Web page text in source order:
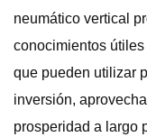
neumático vertical
conocimientos
que pueden utilizar
inversión,
prosperidad a largo